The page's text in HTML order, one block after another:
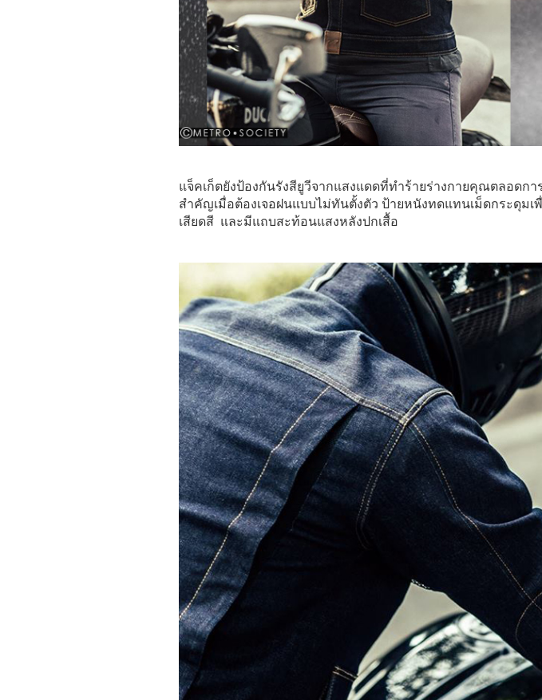
แจ็คเก็ตยังป้องกันรังสียูวีจากแสงแดดที่ทำร้ายร่างกายคุณตลอดก
สำคัญเมื่อต้องเจอฝนแบบไม่ทันตั้งตัว ป้ายหนังทดแทนเม็ดกระดุม
เสียดสี และมีแถบสะท้อนแสงหลังปกเสื้อ